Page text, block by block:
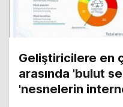
Geliştiricilere en
arasında 'bulut
'nesnelerin